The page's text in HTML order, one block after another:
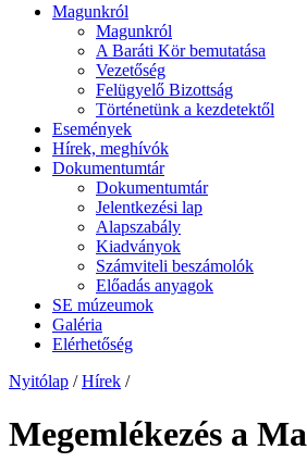
Magunkról
Magunkról
A Baráti Kör bemutatása
Vezetőség
Felügyelő Bizottság
Történetünk a kezdetektől
Események
Hírek, meghívók
Dokumentumtár
Dokumentumtár
Jelentkezési lap
Alapszabály
Kiadványok
Számviteli beszámolók
Előadás anyagok
SE múzeumok
Galéria
Elérhetőség
Nyitólap / Hírek /
Megemlékezés a